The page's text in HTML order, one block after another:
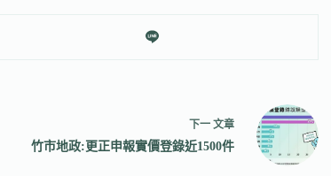
下一 文章
竹市地政:更正申報實價登錄近1500件